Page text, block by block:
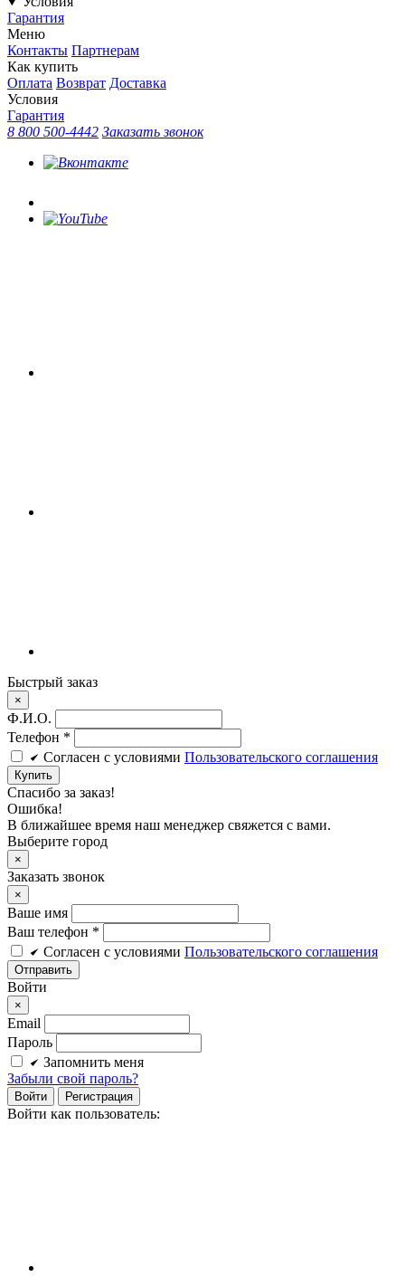
Гарантия
Меню
Контакты Партнерам
Как купить
Оплата Возврат Доставка
Условия
Гарантия
8 800 500-4442 Заказать звонок
Быстрый заказ
×
Ф.И.О.
Телефон *
Cогласен c условиями Пользовательского соглашения
Купить
Спасибо за заказ!
Ошибка!
В ближайшее время наш менеджер свяжется с вами.
Выберите город
×
Заказать звонок
×
Ваше имя
Ваш телефон *
Cогласен c условиями Пользовательского соглашения
Войти
×
Email
Пароль
Запомнить меня
Забыли свой пароль?
Войти Регистрация
Войти как пользователь: